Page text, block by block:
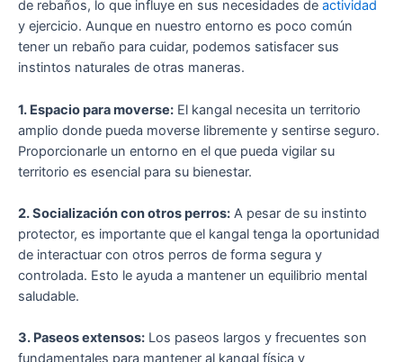
de rebaños, lo que influye en sus necesidades de actividad
y ejercicio. Aunque en nuestro entorno es poco común
tener un rebaño para cuidar, podemos satisfacer sus
instintos naturales de otras maneras.
1. Espacio para moverse: El kangal necesita un territorio
amplio donde pueda moverse libremente y sentirse seguro.
Proporcionarle un entorno en el que pueda vigilar su
territorio es esencial para su bienestar.
2. Socialización con otros perros: A pesar de su instinto
protector, es importante que el kangal tenga la oportunidad
de interactuar con otros perros de forma segura y
controlada. Esto le ayuda a mantener un equilibrio mental
saludable.
3. Paseos extensos: Los paseos largos y frecuentes son
fundamentales para mantener al kangal física y